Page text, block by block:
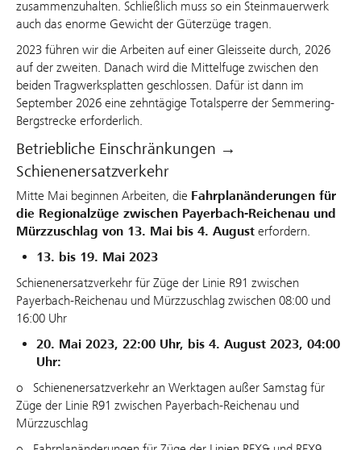
zusammenzuhalten. Schließlich muss so ein Steinmauerwerk
auch das enorme Gewicht der Güterzüge tragen.
2023 führen wir die Arbeiten auf einer Gleisseite durch, 2026
auf der zweiten. Danach wird die Mittelfuge zwischen den
beiden Tragwerksplatten geschlossen. Dafür ist dann im
September 2026 eine zehntägige Totalsperre der Semmering-
Bergstrecke erforderlich.
Betriebliche Einschränkungen →
Schienenersatzverkehr
Mitte Mai beginnen Arbeiten, die Fahrplanänderungen für
die Regionalzüge zwischen Payerbach-Reichenau und
Mürzzuschlag von 13. Mai bis 4. August erfordern.
13. bis 19. Mai 2023
Schienenersatzverkehr für Züge der Linie R91 zwischen
Payerbach-Reichenau und Mürzzuschlag zwischen 08:00 und
16:00 Uhr
20. Mai 2023, 22:00 Uhr, bis 4. August 2023, 04:00
Uhr:
o Schienenersatzverkehr an Werktagen außer Samstag für
Züge der Linie R91 zwischen Payerbach-Reichenau und
Mürzzuschlag